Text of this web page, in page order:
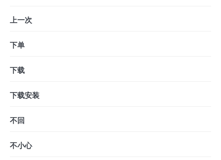
上一次
下单
下载
下载安装
不回
不小心